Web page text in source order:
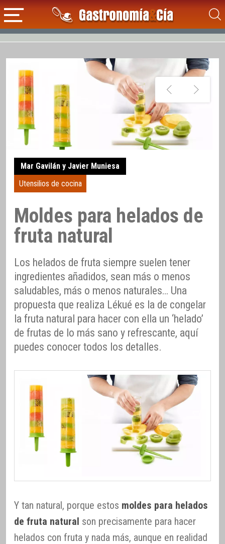
Mar Gavilán y Javier Muniesa
Utensilios de cocina
Moldes para helados de
fruta natural
Los helados de fruta siempre suelen tener
ingredientes añadidos, sean más o menos
saludables, más o menos naturales… Una
propuesta que realiza Lékué es la de congelar
la fruta natural para hacer con ella un ‘helado’
de frutas de lo más sano y refrescante, aquí
puedes conocer todos los detalles.
Y tan natural, porque estos moldes para helados
de fruta natural son precisamente para hacer
helados con fruta y nada más, aunque en realidad